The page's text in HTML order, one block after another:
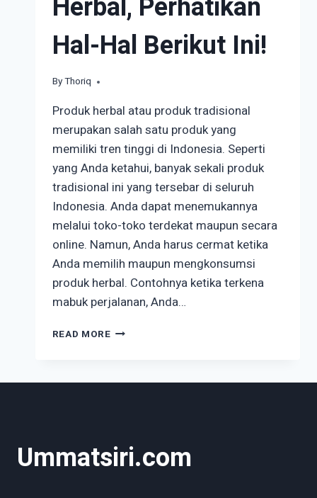
Hal-Hal Berikut Ini!
ByThoriq
February 6, 2023
Produk herbal atau produk tradisional
merupakan salah satu produk yang
memiliki tren tinggi di Indonesia. Seperti
yang Anda ketahui, banyak sekali produk
tradisional ini yang tersebar di seluruh
Indonesia. Anda dapat menemukannya
melalui toko-toko terdekat maupun secara
online. Namun, Anda harus cermat ketika
Anda memilih maupun mengkonsumsi
produk herbal. Contohnya ketika terkena
mabuk perjalanan, Anda…
READ MOREHATI-
HAL
BERIKUT
Ummatsiri.com